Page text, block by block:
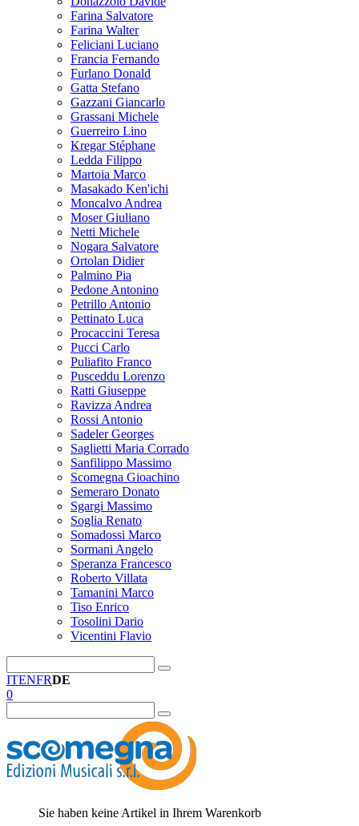
Farina Salvatore
Farina Walter
Feliciani Luciano
Francia Fernando
Furlano Donald
Gatta Stefano
Gazzani Giancarlo
Grassani Michele
Guerreiro Lino
Kregar Stéphane
Ledda Filippo
Martoia Marco
Masakado Ken'ichi
Moncalvo Andrea
Moser Giuliano
Netti Michele
Nogara Salvatore
Ortolan Didier
Palmino Pia
Pedone Antonino
Petrillo Antonio
Pettinato Luca
Procaccini Teresa
Pucci Carlo
Puliafito Franco
Pusceddu Lorenzo
Ratti Giuseppe
Ravizza Andrea
Rossi Antonio
Sadeler Georges
Saglietti Maria Corrado
Sanfilippo Massimo
Scomegna Gioachino
Semeraro Donato
Sgargi Massimo
Soglia Renato
Somadossi Marco
Sormani Angelo
Speranza Francesco
Roberto Villata
Tamanini Marco
Tiso Enrico
Tosolini Dario
Vicentini Flavio
ITENFRDE
0
Sie haben keine Artikel in Ihrem Warenkorb